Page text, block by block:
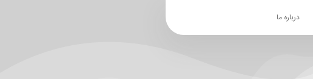
درباره ما